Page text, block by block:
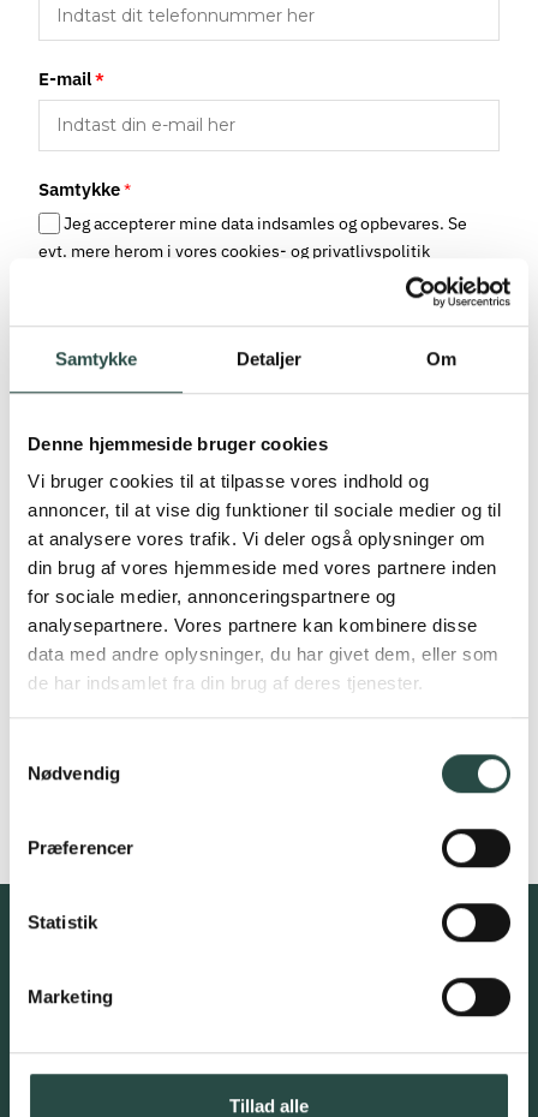
Samtykke Detaljer Om
Denne hjemmeside bruger cookies
Vi bruger cookies til at tilpasse vores indhold og
annoncer, til at vise dig funktioner til sociale medier og til
at analysere vores trafik. Vi deler også oplysninger om
din brug af vores hjemmeside med vores partnere inden
for sociale medier, annonceringspartnere og
analysepartnere. Vores partnere kan kombinere disse
data med andre oplysninger, du har givet dem, eller som
de har indsamlet fra din brug af deres tjenester.
Nødvendig
Præferencer
Statistik
Marketing
Tillad alle
E-mail*
Samtykke*
Jeg accepterer mine data indsamles og opbevares. Se
evt. mere herom i vores cookies- og privatlivspolitik
Tilmeld Vinding Gruppens mailliste - og få tilsendt bl.a.
lignende prospekter
Bekræft venligst*
Se vores cookie- og privatlivspolitik
Du modtager herefter en bekræftelsesmail.
Bekræft
Tilmeld interesseliste for
investeringsmuligheder,
nyhedsbreve mv.